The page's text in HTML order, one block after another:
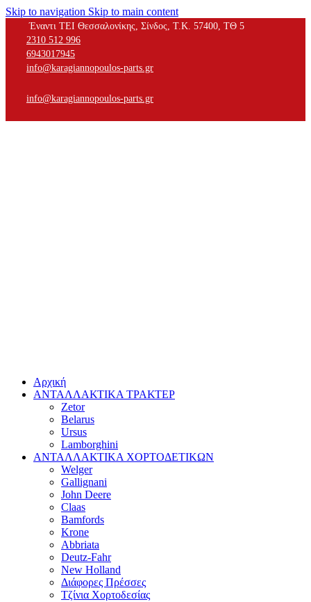
Skip to navigation Skip to main content
Έναντι ΤΕΙ Θεσσαλονίκης, Σίνδος, Τ.Κ. 57400, ΤΘ 5
2310 512 996
6943017945
info@karagiannopoulos-parts.gr
info@karagiannopoulos-parts.gr
Αρχική
ΑΝΤΑΛΛΑΚΤΙΚΑ ΤΡΑΚΤΕΡ
Zetor
Belarus
Ursus
Lamborghini
ΑΝΤΑΛΛΑΚΤΙΚΑ ΧΟΡΤΟΔΕΤΙΚΩΝ
Welger
Gallignani
John Deere
Claas
Bamfords
Krone
Abbriata
Deutz-Fahr
New Holland
Διάφορες Πρέσσες
Τζίνια Χορτοδεσίας